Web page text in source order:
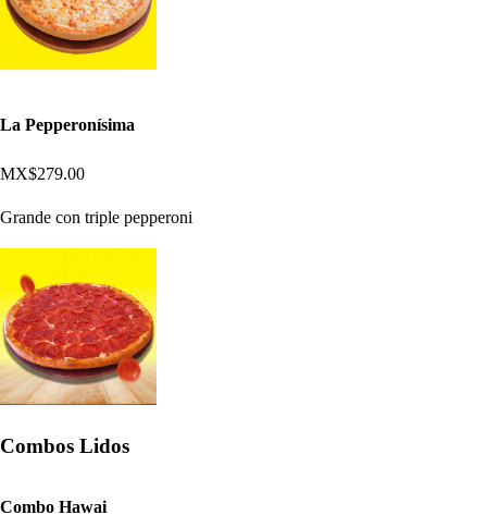
La Pepperonísima
MX$279.00
Grande con triple pepperoni
Combos Lidos
Combo Hawai